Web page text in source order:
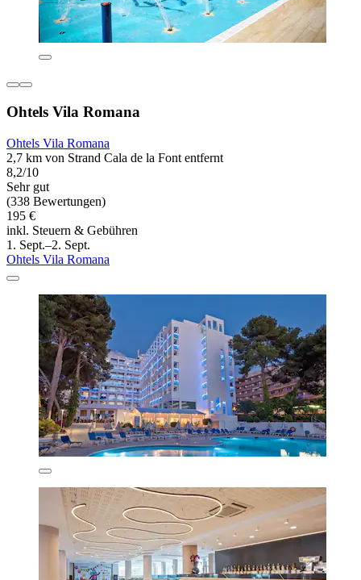
Ohtels Vila Romana
Ohtels Vila Romana
2,7 km von Strand Cala de la Font entfernt
8,2/10
Sehr gut
(338 Bewertungen)
195 €
inkl. Steuern & Gebühren
1. Sept.–2. Sept.
Ohtels Vila Romana